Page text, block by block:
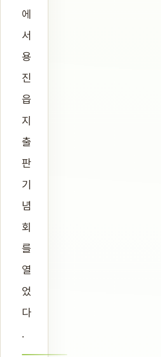
에
서
용
진
읍
지
출
판
기
념
회
를
열
었
다
.